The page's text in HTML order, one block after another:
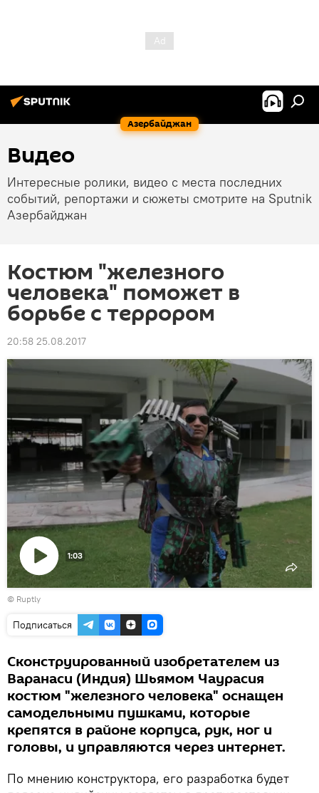
Азербайджан
Видео
Интересные ролики, видео с места последних
событий, репортажи и сюжеты смотрите на Sputnik
Азербайджан
Костюм "железного
человека" поможет в
борьбе с террором
20:58 25.08.2017
Воспроизвести
видео
1:03
© Ruptly
Подписаться
Сконструированный изобретателем из
Варанаси (Индия) Шьямом Чаурасия
костюм "железного человека" оснащен
самодельными пушками, которые
крепятся в районе корпуса, рук, ног и
головы, и управляются через интернет.
По мнению конструктора, его разработка будет